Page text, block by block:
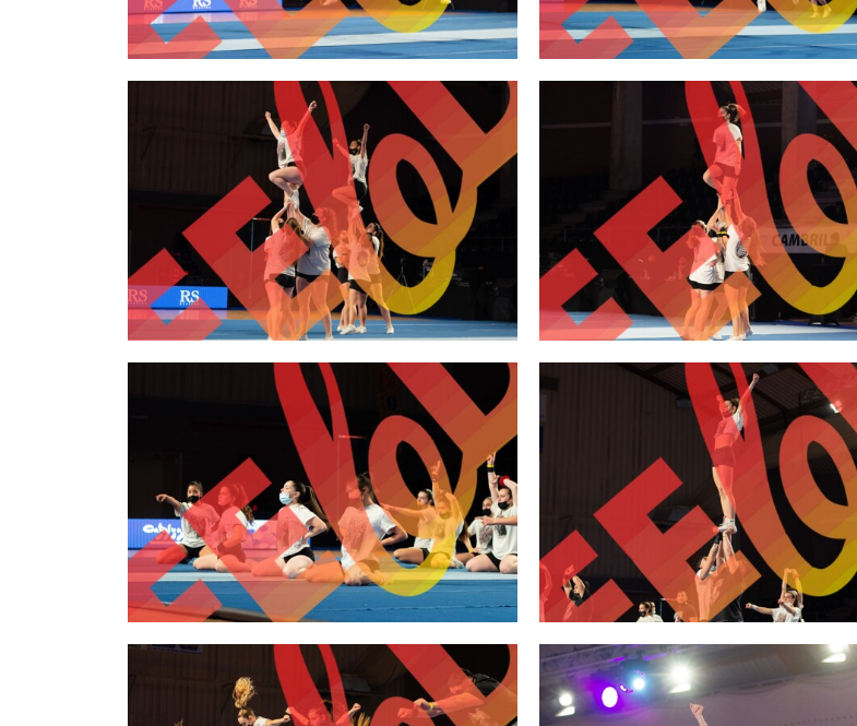
2,00 € 2,00 €
2,00 € 2,00 €
2,00 € 2,00 €